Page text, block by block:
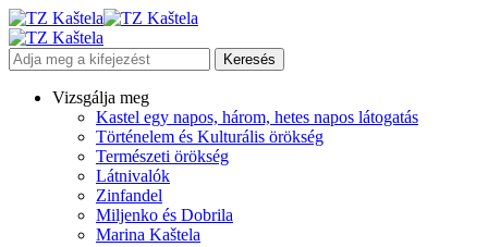
Vizsgálja meg
Kastel egy napos, három, hetes napos látogatás
Történelem és Kulturális örökség
Természeti örökség
Látnivalók
Zinfandel
Miljenko és Dobrila
Marina Kaštela